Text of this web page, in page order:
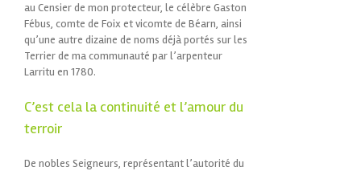
au Censier de mon protecteur, le célèbre Gaston
Fébus, comte de Foix et vicomte de Béarn, ainsi
qu’une autre dizaine de noms déjà portés sur les
Terrier de ma communauté par l’arpenteur
Larritu en 1780.
C’est cela la continuité et l’amour du
terroir
De nobles Seigneurs, représentant l’autorité du